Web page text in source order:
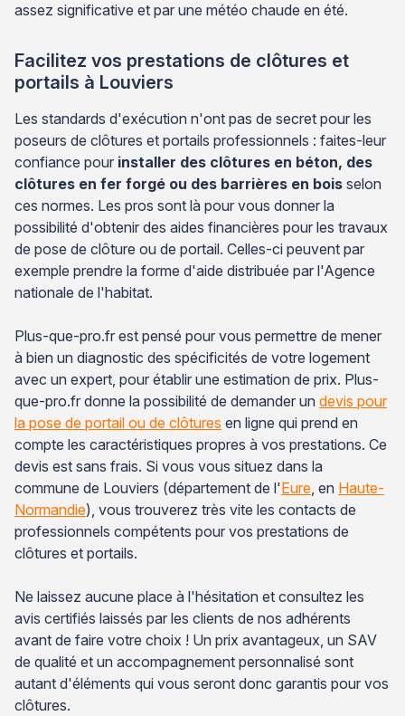
assez significative et par une météo chaude en été.
Facilitez vos prestations de clôtures et
portails à Louviers
Les standards d'exécution n'ont pas de secret pour les
poseurs de clôtures et portails professionnels : faites-leur
confiance pour installer des clôtures en béton, des
clôtures en fer forgé ou des barrières en bois selon
ces normes. Les pros sont là pour vous donner la
possibilité d'obtenir des aides financières pour les travaux
de pose de clôture ou de portail. Celles-ci peuvent par
exemple prendre la forme d'aide distribuée par l'Agence
nationale de l'habitat.
Plus-que-pro.fr est pensé pour vous permettre de mener
à bien un diagnostic des spécificités de votre logement
avec un expert, pour établir une estimation de prix. Plus-
que-pro.fr donne la possibilité de demander un devis pour
la pose de portail ou de clôtures en ligne qui prend en
compte les caractéristiques propres à vos prestations. Ce
devis est sans frais. Si vous vous situez dans la
commune de Louviers (département de l'Eure, en Haute-
Normandie), vous trouverez très vite les contacts de
professionnels compétents pour vos prestations de
clôtures et portails.
Ne laissez aucune place à l'hésitation et consultez les
avis certifiés laissés par les clients de nos adhérents
avant de faire votre choix ! Un prix avantageux, un SAV
de qualité et un accompagnement personnalisé sont
autant d'éléments qui vous seront donc garantis pour vos
clôtures.